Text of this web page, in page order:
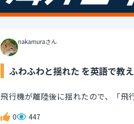
nakamuraさん
ふわふわと揺れた を英語で教
飛行機が離陸後に揺れたので、「飛
0 447